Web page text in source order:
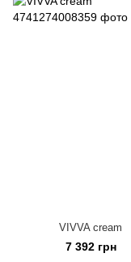
VIVVA cream
7 392 грн